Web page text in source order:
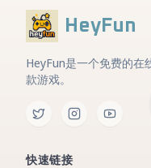
HeyFun
HeyFun是一个免费的在
款游戏。
快速链接